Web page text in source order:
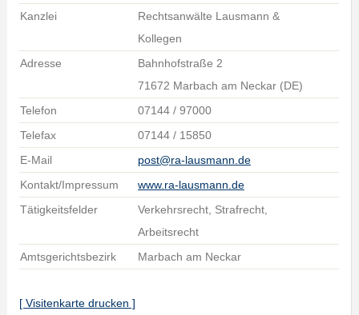
Kanzlei
Rechtsanwälte Lausmann &
Kollegen
Adresse
Bahnhofstraße 2
71672 Marbach am Neckar (DE)
Telefon
07144 / 97000
Telefax
07144 / 15850
E-Mail
post@ra-lausmann.de
Kontakt/Impressum
www.ra-lausmann.de
Tätigkeitsfelder
Verkehrsrecht, Strafrecht,
Arbeitsrecht
Amtsgerichtsbezirk
Marbach am Neckar
[ Visitenkarte drucken ]